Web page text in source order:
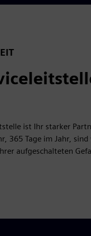
ist Ihr starker
365 Tage im Jahr,
aufgeschalteten